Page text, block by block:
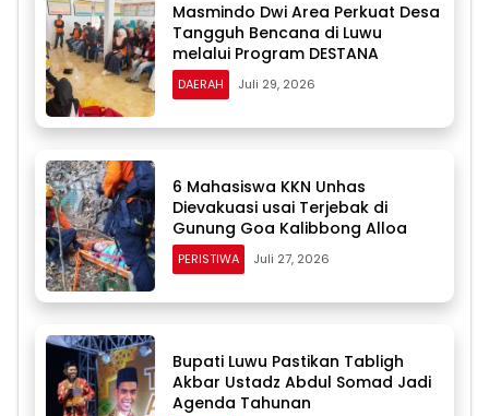
Masmindo Dwi Area Perkuat Desa
Tangguh Bencana di Luwu
melalui Program DESTANA
DAERAH Juli 29, 2026
6 Mahasiswa KKN Unhas
Dievakuasi usai Terjebak di
Gunung Goa Kalibbong Alloa
PERISTIWA Juli 27, 2026
Bupati Luwu Pastikan Tabligh
Akbar Ustadz Abdul Somad Jadi
Agenda Tahunan